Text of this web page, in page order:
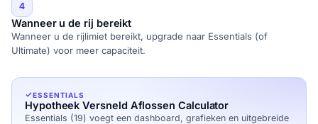
4
Wanneer u de rij bereikt
Wanneer u de rijlimiet bereikt, upgrade naar Essentials (of
Ultimate) voor meer capaciteit.
ESSENTIALS
Hypotheek Versneld Aflossen Calculator
Essentials (19) voegt een dashboard, grafieken en uitgebreide